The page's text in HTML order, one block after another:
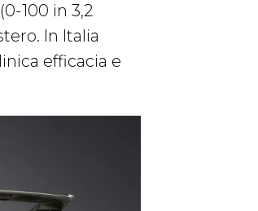
(0-100 in 3,2
In Italia
efficacia e